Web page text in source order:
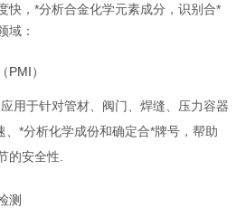
快， *分析合金化学元素成分，识别合*
域：
PMI）
用于针对管材、阀门、焊缝、压力容器
*分析化学成份和确定合*牌号，帮助
的安全性
测